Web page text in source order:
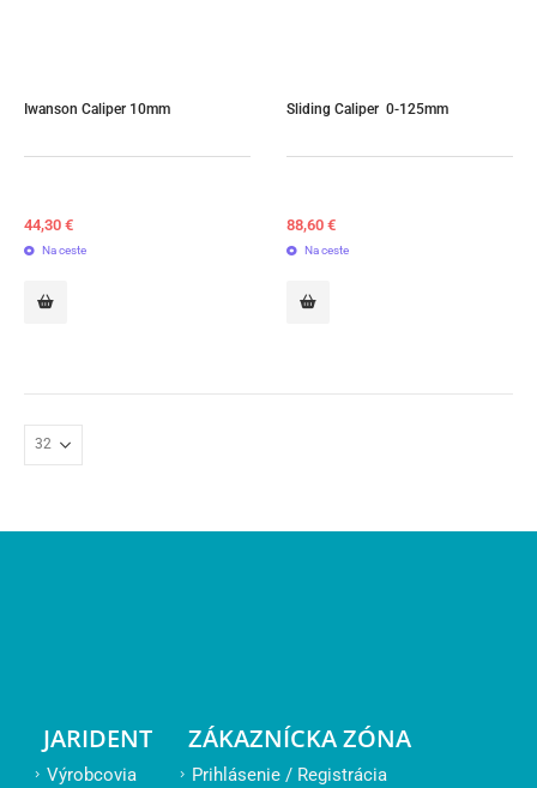
Iwanson Caliper 10mm
44,30 €
Na ceste
Sliding Caliper  0-125mm
88,60 €
Na ceste
JARIDENT
Výrobcovia
ZÁKAZNÍCKA ZÓNA
Prihlásenie / Registrácia